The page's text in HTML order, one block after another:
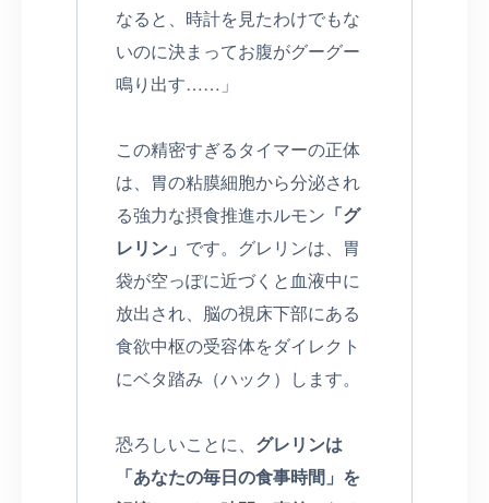
なると、時計を見たわけでもな
いのに決まってお腹がグーグー
鳴り出す……」
この精密すぎるタイマーの正体
は、胃の粘膜細胞から分泌され
る強力な摂食推進ホルモン 「グ
レリン」 です。グレリンは、胃
袋が空っぽに近づくと血液中に
放出され、脳の視床下部にある
食欲中枢の受容体をダイレクト
にベタ踏み（ハック）します。
恐ろしいことに、 グレリンは
「あなたの毎日の食事時間」を